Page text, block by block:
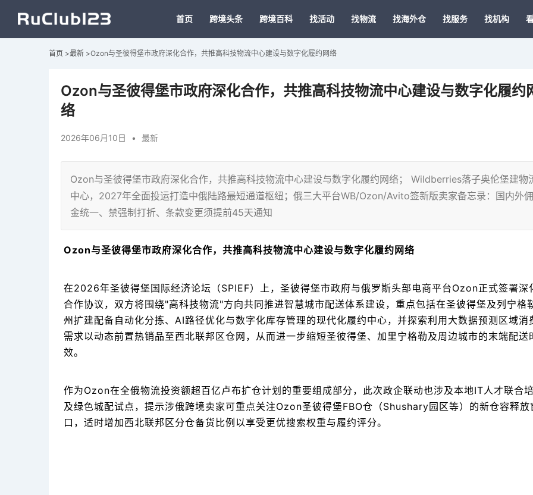
首页 跨境头条 跨境百科 找活动 找物流 找海外仓 找服务 找机构
首页 >最新 >Ozon与圣彼得堡市政府深化合作，共推高科技物流中心建设与数字化履约网络
Ozon与圣彼得堡市政府深化合作，共推高科技物流中心建设与数字化履约
络
2026年06月10日 • 最新
Ozon与圣彼得堡市政府深化合作，共推高科技物流中心建设与数字化履约网络； Wildberries落子奥伦堡建物
中心，2027年全面投运打造中俄陆路最短通道枢纽；俄三大平台WB/Ozon/Avito签新版卖家备忘录：国内外佣
金统一、禁强制打折、条款变更须提前45天通知
Ozon与圣彼得堡市政府深化合作，共推高科技物流中心建设与数字化履约网络
在2026年圣彼得堡国际经济论坛（SPIEF）上，圣彼得堡市政府与俄罗斯头部电商平台Ozon正式签署深
合作协议，双方将围绕"高科技物流"方向共同推进智慧城市配送体系建设，重点包括在圣彼得堡及列宁格
州扩建配备自动化分拣、AI路径优化与数字化库存管理的现代化履约中心，并探索利用大数据预测区域消
需求以动态前置热销品至西北联邦区仓网，从而进一步缩短圣彼得堡、加里宁格勒及周边城市的末端配送
效。
作为Ozon在全俄物流投资额超百亿卢布扩仓计划的重要组成部分，此次政企联动也涉及本地IT人才联合
及绿色城配试点，提示涉俄跨境卖家可重点关注Ozon圣彼得堡FBO仓（Shushary园区等）的新仓容释放
口，适时增加西北联邦区分仓备货比例以享受更优搜索权重与履约评分。